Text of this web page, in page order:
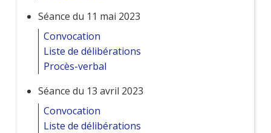
Séance du 11 mai 2023
Convocation
Liste de délibérations
Procès-verbal
Séance du 13 avril 2023
Convocation
Liste de délibérations